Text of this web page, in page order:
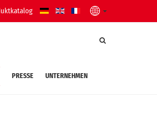
PRESSE UNTERNEHMEN